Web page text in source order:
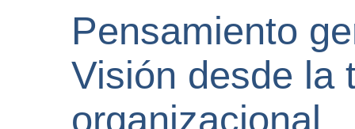
Pensamiento
Visión desde la
organizacional